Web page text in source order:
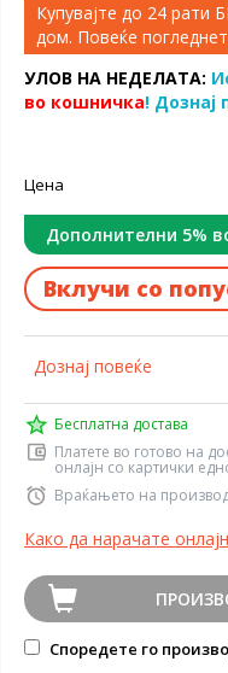
Купувајте до 24
дом. Повеќе
УЛОВ НА НЕДЕЛАТА:
во кошничка! Дознај
Цена
Дополнителни 5%
Вклучи со
Дознај повеќе
Бесплатна достава
Платете во готово на
онлајн со картички
Враќањето на
Како да нарачате
Споредете го